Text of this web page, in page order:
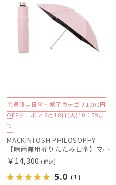
会員限定日傘・帽子カテゴリ1000円
OFFクーポン 8月18日(火)10：59ま
で
MACKINTOSH PHILOSOPHY
【晴雨兼用折りたたみ日傘】マッキントッシュ フィロソフィー (MACKINTOSH PHILOSOPHY)シャンブレーワンポイントロゴ
￥14,300 (税込)
5.0 （1）